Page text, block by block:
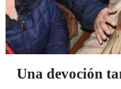
Una devoción